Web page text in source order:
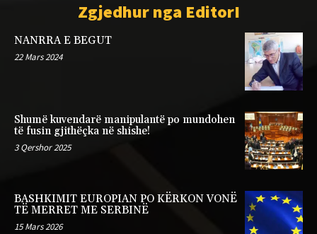
Zgjedhur nga EditorI
NANRRA E BEGUT
22 Mars 2024
Shumë kuvendarë manipulantë po mundohen
të fusin gjithëçka në shishe!
3 Qershor 2025
BASHKIMIT EUROPIAN PO KËRKON VONË
TË MERRET ME SERBINË
15 Mars 2026